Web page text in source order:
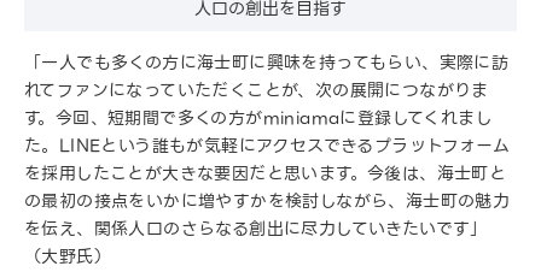
人口の創出を目指す
「一人でも多くの方に海士町に興味を持ってもらい、実際に訪
れてファンになっていただくことが、次の展開につながりま
す。今回、短期間で多くの方がminiamaに登録してくれまし
た。LINEという誰もが気軽にアクセスできるプラットフォーム
を採用したことが大きな要因だと思います。今後は、海士町と
の最初の接点をいかに増やすかを検討しながら、海士町の魅力
を伝え、関係人口のさらなる創出に尽力していきたいです」
（大野氏）